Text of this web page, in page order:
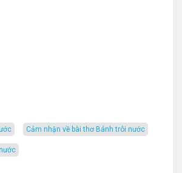
Cảm nhận về bài thơ Bánh trôi nước